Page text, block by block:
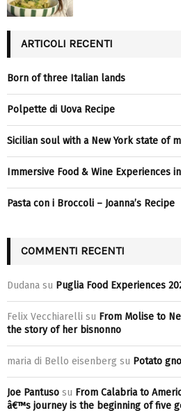
ARTICOLI RECENTI
Born of three Italian lands
Polpette di Uova Recipe
Sicilian soul with a New York state of
Immersive Food & Wine Experiences
Pasta con i Broccoli – Joanna’s Recipe
COMMENTI RECENTI
Dudana su Puglia Food Experiences
Felix Vecchiarelli su From Molise to
the story of her bisnonno
maria di Bello eisenberg su Potato
Joe Pantuso su From Calabria to
â€™s journey is the beginning of five